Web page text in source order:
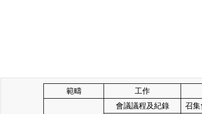
範疇 工作
會議議程及紀錄 召集